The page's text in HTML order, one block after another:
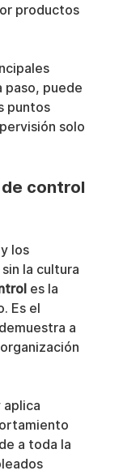
productos
paso, puede
puntos
solo
control
los
la cultura
es la
Es el
a
aplica
a toda la